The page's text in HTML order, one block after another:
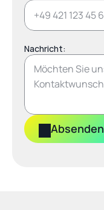
Nachricht:
Absenden